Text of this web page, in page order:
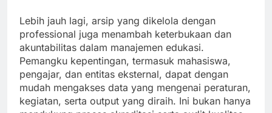
Lebih jauh lagi, arsip yang dikelola dengan
professional juga menambah keterbukaan dan
akuntabilitas dalam manajemen edukasi.
Pemangku kepentingan, termasuk mahasiswa,
pengajar, dan entitas eksternal, dapat dengan
mudah mengakses data yang mengenai peraturan,
kegiatan, serta output yang diraih. Ini bukan hanya